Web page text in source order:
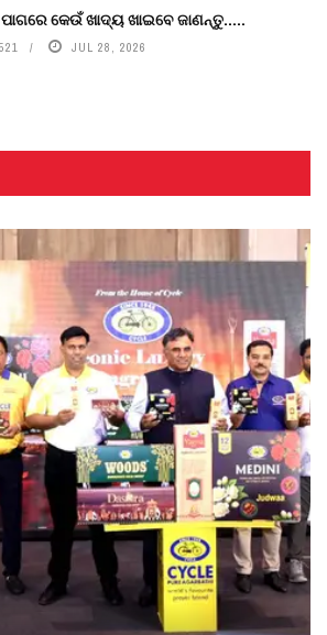
କେଉଁ ଖାଦ୍ୟ ଖାଇବେ ଜାଣନ୍ତୁ.....
JUL 28, 2026